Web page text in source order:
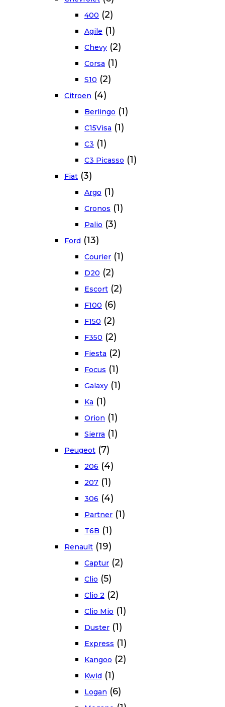
400 (2)
Agile (1)
Chevy (2)
Corsa (1)
S10 (2)
Citroen (4)
Berlingo (1)
C15Visa (1)
C3 (1)
C3 Picasso (1)
Fiat (3)
Argo (1)
Cronos (1)
Palio (3)
Ford (13)
Courier (1)
D20 (2)
Escort (2)
F100 (6)
F150 (2)
F350 (2)
Fiesta (2)
Focus (1)
Galaxy (1)
Ka (1)
Orion (1)
Sierra (1)
Peugeot (7)
206 (4)
207 (1)
306 (4)
Partner (1)
T6B (1)
Renault (19)
Captur (2)
Clio (5)
Clio 2 (2)
Clio Mio (1)
Duster (1)
Express (1)
Kangoo (2)
Kwid (1)
Logan (6)